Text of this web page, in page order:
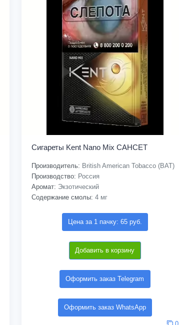
Сигареты Kent Nano Mix САНСЕТ
Производитель: British American Tobacco (BAT)
Производство: Россия
Аромат: Экзотический
Содержание смолы: 4 мг
Цена за 1 пачку: 65 руб.
Добавить в корзину
Оформить заказ Telegram
Оформить заказ WhatsApp